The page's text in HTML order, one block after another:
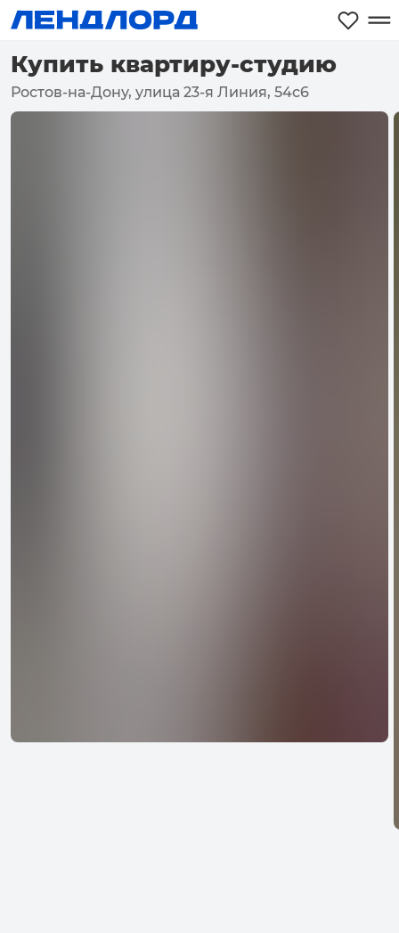
Купить квартиру-студию
Ростов-на-Дону, улица 23-я Линия, 54с6